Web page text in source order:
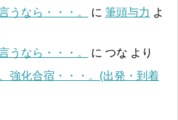
うなら・・・。
に 筆頭与力 よ
うなら・・・。
に つな より
強化合宿・・・。(出発・到着